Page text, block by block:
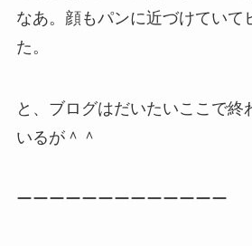
なあ。顔もパンに近づけていて
た。
と、ブログはだいたいここで終
いるが＾＾
ーーーーーーーーーーーーー